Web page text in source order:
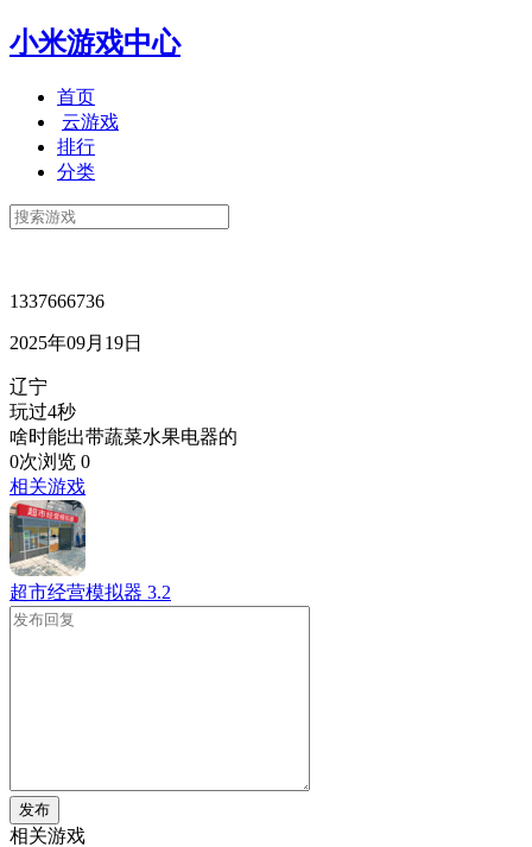
小米游戏中心
首页
云游戏
排行
分类
1337666736
2025年09月19日
辽宁
玩过4秒
啥时能出带蔬菜水果电器的
0次浏览 0
相关游戏
超市经营模拟器 3.2
发布
相关游戏